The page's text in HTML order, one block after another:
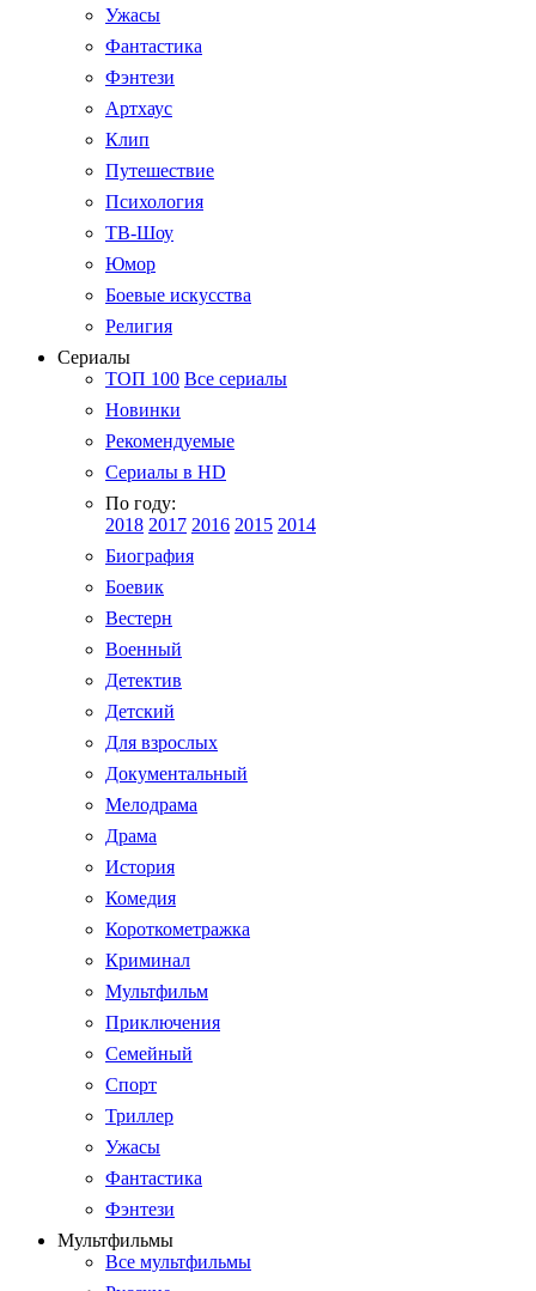
Ужасы
Фантастика
Фэнтези
Артхаус
Клип
Путешествие
Психология
ТВ-Шоу
Юмор
Боевые искусства
Религия
Сериалы
ТОП 100 Все сериалы
Новинки
Рекомендуемые
Сериалы в HD
По году:
2018 2017 2016 2015 2014
Биография
Боевик
Вестерн
Военный
Детектив
Детский
Для взрослых
Документальный
Мелодрама
Драма
История
Комедия
Короткометражка
Криминал
Мультфильм
Приключения
Семейный
Спорт
Триллер
Ужасы
Фантастика
Фэнтези
Мультфильмы
Все мультфильмы